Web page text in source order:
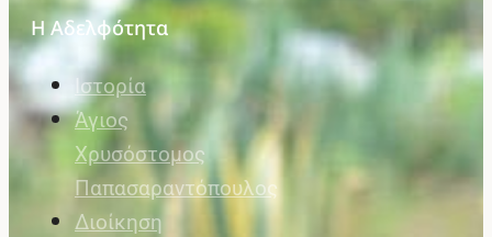
Η Αδελφότητα
Ιστορία
Άγιος
Χρυσόστομος
Παπασαραντόπουλος
Διοίκηση